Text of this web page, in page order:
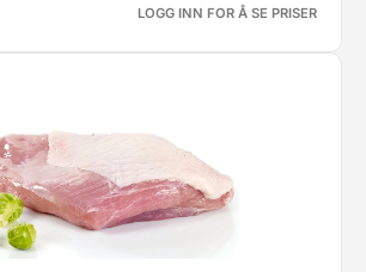
LOGG INN FOR Å SE PRISER